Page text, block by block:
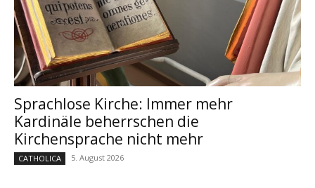
Sprachlose Kirche: Immer mehr
Kardinäle beherrschen die
Kirchensprache nicht mehr
CATHOLICA 5. August 2026